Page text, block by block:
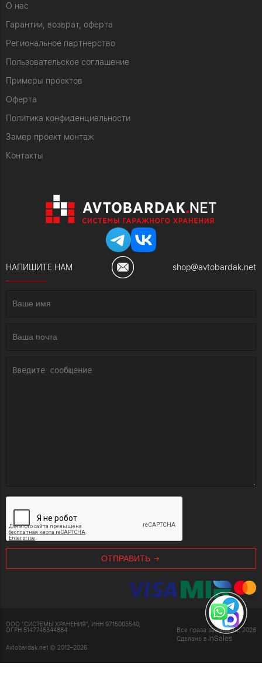
О нас
Гарантии, возврат, оферта
Региональное партнерство
Пользовательское соглашение
Примеры проектов
Оферта
Политика конфиденциальности
Замер проект монтаж
Контакты
НАПИШИТЕ НАМ shop@avtobardak.net
ОТПРАВИТЬ
ООО "СИСТЕМЫ ХРАНЕНИЯ", ИНН 9715005540,
ОГРН 5147746344884
Avtobardak.net © 2012–2026
Все права защищены, 2026
Сделано в InSales